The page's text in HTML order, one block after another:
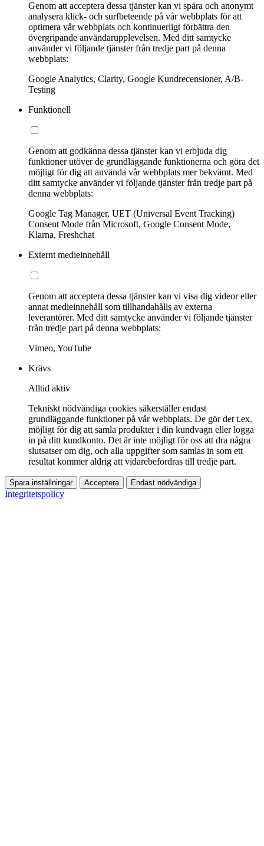
Genom att acceptera dessa tjänster kan vi spåra och anonymt
analysera klick- och surfbeteende på vår webbplats för att
optimera vår webbplats och kontinuerligt förbättra den
övergripande användarupplevelsen. Med ditt samtycke
använder vi följande tjänster från tredje part på denna
webbplats:
Google Analytics, Clarity, Google Kundrecensioner, A/B-
Testing
Funktionell
Genom att godkänna dessa tjänster kan vi erbjuda dig
funktioner utöver de grundläggande funktionerna och göra det
möjligt för dig att använda vår webbplats mer bekvämt. Med
ditt samtycke använder vi följande tjänster från tredje part på
denna webbplats:
Google Tag Manager, UET (Universal Event Tracking)
Consent Mode från Microsoft, Google Consent Mode,
Klarna, Freshchat
Externt medieinnehåll
Genom att acceptera dessa tjänster kan vi visa dig videor eller
annat medieinnehåll som tillhandahålls av externa
leverantörer. Med ditt samtycke använder vi följande tjänster
från tredje part på denna webbplats:
Vimeo, YouTube
Krävs
Alltid aktiv
Tekniskt nödvändiga cookies säkerställer endast
grundläggande funktioner på vår webbplats. De gör det t.ex.
möjligt för dig att samla produkter i din kundvagn eller logga
in på ditt kundkonto. Det är inte möjligt för oss att dra några
slutsatser om dig, och alla uppgifter som samlas in som ett
resultat kommer aldrig att vidarebefordras till tredje part.
Spara inställningar Acceptera Endast nödvändiga
Integritetspolicy